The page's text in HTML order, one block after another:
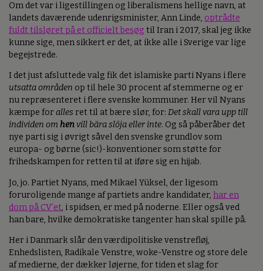
Om det var i ligestillingen og liberalismens hellige navn, at
landets daværende udenrigsminister, Ann Linde, optrådte
fuldt tilsløret på et officielt besøg til Iran i 2017, skal jeg ikke
kunne sige, men sikkert er det, at ikke alle i Sverige var lige
begejstrede.
I det just afsluttede valg fik det islamiske parti Nyans i flere
utsatta områden op til hele 30 procent af stemmerne og er
nu repræsenteret i flere svenske kommuner. Her vil Nyans
kæmpe forallesret til at bære slør, for: Det skall vara upp till
individen om henvill bära slöja eller inte. Og så påberåber det
nye parti sig i øvrigt såvel den svenske grundlov som
europa- og børne (sic!)-konventioner som støtte for
frihedskampen for retten til at iføre sig en hijab.
Jo, jo. Partiet Nyans, med Mikael Yüksel, der ligesom
foruroligende mange af partiets andre kandidater, har en
dom på CV’et, i spidsen, er med på noderne. Eller også ved
han bare, hvilke demokratiske tangenter han skal spille på.
Her i Danmark slår den værdipolitiske venstrefløj,
Enhedslisten, Radikale Venstre, woke-Venstre og store dele
af medierne, der dækker løjerne, for tiden et slag for